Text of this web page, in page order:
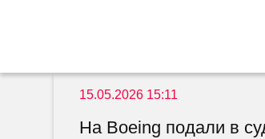
15.05.2026 15:11
На Boeing подали в